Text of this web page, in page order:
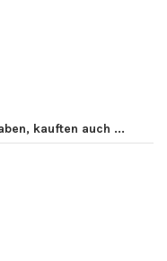
kauften auch ...